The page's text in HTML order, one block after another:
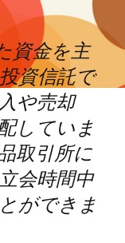
資金を主
資信託で
や売却
していま
取引所に
会時間中
ができま